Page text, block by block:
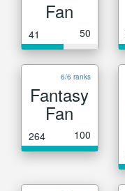
Fan
41 50
6/6 ranks
Fantasy
Fan
264 100